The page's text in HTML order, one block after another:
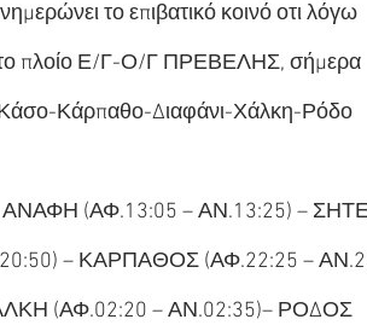
το επιβατικό κοινό οτι λόγω
το πλοίο Ε/Γ-Ο/Γ ΠΡΕΒΕΛΗΣ, σήμερα
Κάρπαθο-Διαφάνι-Χάλκη-Ρόδο
(ΑΦ.13:05 – ΑΝ.13:25) –
– ΚΑΡΠΑΘΟΣ (ΑΦ.22:25 –
(ΑΦ.02:20 – ΑΝ.02:35)– ΡΟΔΟΣ